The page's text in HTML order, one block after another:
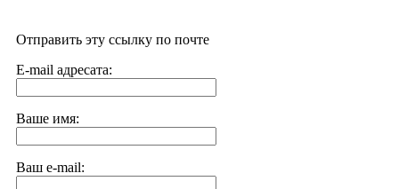
Отправить эту ссылку по почте
E-mail адресата:
Ваше имя:
Ваш e-mail: